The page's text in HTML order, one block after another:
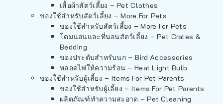
เสื้อผ้าสัตว์เลี้ยง – Pet Clothes
ของใช้สำหรับสัตว์เลี้ยง – More For Pets
ของใช้สำหรับสัตว์เลี้ยง – More For Pets
โดมนอนและที่นอนสัตว์เลี้ยง – Pet Crates &
Bedding
ของประดับสำหรับนก – Bird Accessories
หลอดไฟให้ความร้อน – Heat Light Bulb
ของใช้สำหรับผู้เลี้ยง – Items For Pet Parents
ของใช้สำหรับผู้เลี้ยง – Items For Pet Parents
ผลิตภัณฑ์ทำความสะอาด – Pet Cleaning